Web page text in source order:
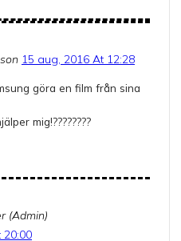
15 aug, 2016 At 12:28
göra en film från sina
mig!????????
(Admin)
20:00